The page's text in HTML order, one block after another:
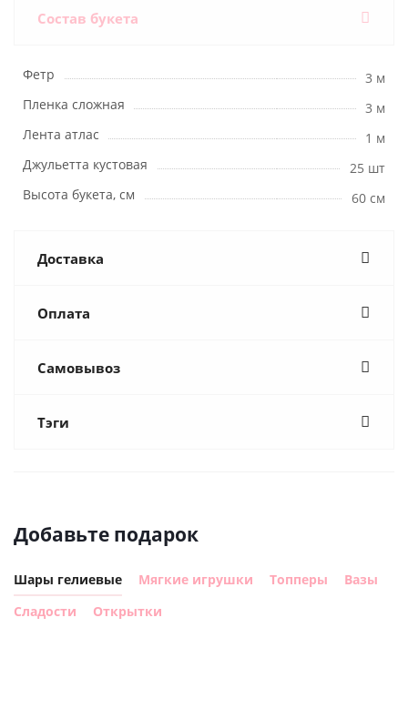
Состав букета
Фетр
3 м
Пленка сложная
3 м
Лента атлас
1 м
Джульетта кустовая
25 шт
Высота букета, см
60 см
Доставка
Оплата
Самовывоз
Тэги
Добавьте подарок
Шары гелиевые Мягкие игрушки Топперы
Вазы
Сладости
Открытки